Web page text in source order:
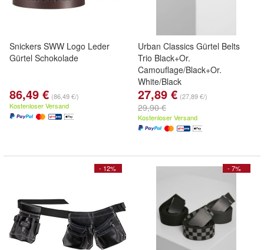
Snickers SWW Logo Leder
Gürtel Schokolade
86,49 € (86,49 €/)
Kostenloser Versand
Urban Classics Gürtel Belts
Trio Black+Or.
Camouflage/Black+Or.
White/Black
27,89 € (27,89 €/)
29,90 €
Kostenloser Versand
- 12% - 7%